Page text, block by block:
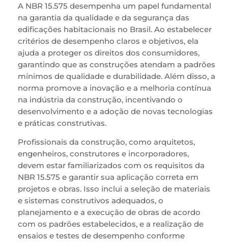
A NBR 15.575 desempenha um papel fundamental
na garantia da qualidade e da segurança das
edificações habitacionais no Brasil. Ao estabelecer
critérios de desempenho claros e objetivos, ela
ajuda a proteger os direitos dos consumidores,
garantindo que as construções atendam a padrões
mínimos de qualidade e durabilidade. Além disso, a
norma promove a inovação e a melhoria contínua
na indústria da construção, incentivando o
desenvolvimento e a adoção de novas tecnologias
e práticas construtivas.
Profissionais da construção, como arquitetos,
engenheiros, construtores e incorporadores,
devem estar familiarizados com os requisitos da
NBR 15.575 e garantir sua aplicação correta em
projetos e obras. Isso inclui a seleção de materiais
e sistemas construtivos adequados, o
planejamento e a execução de obras de acordo
com os padrões estabelecidos, e a realização de
ensaios e testes de desempenho conforme